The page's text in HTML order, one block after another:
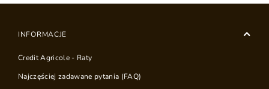
INFORMACJE
Credit Agricole - Raty
Najczęściej zadawane pytania (FAQ)